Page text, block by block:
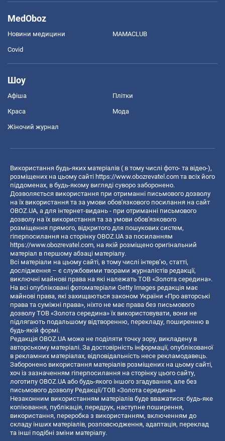
MedOboz
Новини медицини MAMACLUB
Covid
Шоу
Афіша Плітки
Краса Мода
Жіночий журнал
Використання будь-яких матеріалів ( в тому числі фото- та відео-),
розміщених на цьому сайті https://www.obozrevatel.com та всіх його
піддоменах, в будь-якому вигляді суворо заборонено.
Дозволяється використання при отриманні письмового дозволу
на їх використання та за умови обов'язкового посилання на сайт
OBOZ.UA, а для інтернет-видань - при отриманні письмового
дозволу на їх використання та за умови обов'язкового
розміщення прямого, відкритого для пошукових систем,
гіперпосилання на сторінку OBOZ.UA за посиланням
https://www.obozrevatel.com, на якій розміщено оригінальний
матеріал в першому абзаці матеріалу.
Всі матеріали на цьому сайті, в тому числі інтерв’ю, статті,
дослідження – є службовими творами журналістів редакції,
виключні майнові права на які належать ТОВ «Золота середина».
На всі опубліковані фотоматеріали Getty Images редакція має
майнові права, які захищаються законом України «Про авторські
права та суміжні права», ніхто не має права без письмового
дозволу ТОВ «Золота середина» їх використовувати, вони не
підлягають подальшому відтворенню, перекладу, поширенню в
будь-якій формі.
Редакція OBOZ.UA може не поділяти точку зору, викладену в
авторському матеріалі. За достовірність інформації, опублікованої
в рекламних матеріалах, відповідальність несе рекламодавець.
Заборонено використання матеріалів розміщених на цьому сайті,
хоч із зазначенням гіперпосилання на сторінку цього сайту,
логотипу OBOZ.UA або будь-якого іншого згадування, але без
письмового дозволу Редакції/ТОВ «Золота середина»
Незаконним використанням матеріалів буде вважатися: будь-яке
копiювання, публiкацiя, передрук, наступне поширення,
використання, переробка з використанням, включенням до
складу інших матеріалів, розповсюдження, адаптація, переклад
та інші подібні зміни матеріалу.